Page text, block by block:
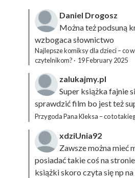
Daniel Drogosz
Można też podsuną
wzbogaca słownictwo
Najlepsze komiksy dla dzieci – co
czytelnikom? · 19 February 2025
zalukajmy.pl
Super książka fajnie
sprawdzić film bo jest też
Przygoda Pana Kleksa – co to
xdziUnia92
Zawsze można mieć
posiadać takie coś na
książki skoro czyta się np